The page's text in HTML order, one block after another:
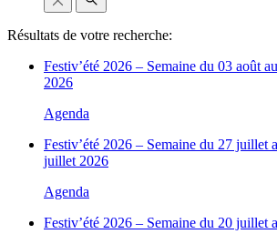
Résultats de votre recherche:
Festiv’été 2026 – Semaine du 03 août
2026
Agenda
Festiv’été 2026 – Semaine du 27 juillet
juillet 2026
Agenda
Festiv’été 2026 – Semaine du 20 juillet